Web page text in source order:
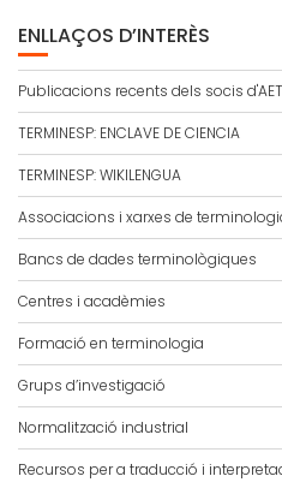
ENLLAÇOS D’INTERÈS
Publicacions recents dels socis
TERMINESP: ENCLAVE DE CIENCIA
TERMINESP: WIKILENGUA
Associacions i xarxes de
Bancs de dades terminològiques
Centres i acadèmies
Formació en terminologia
Grups d’investigació
Normalització industrial
Recursos per a traducció i